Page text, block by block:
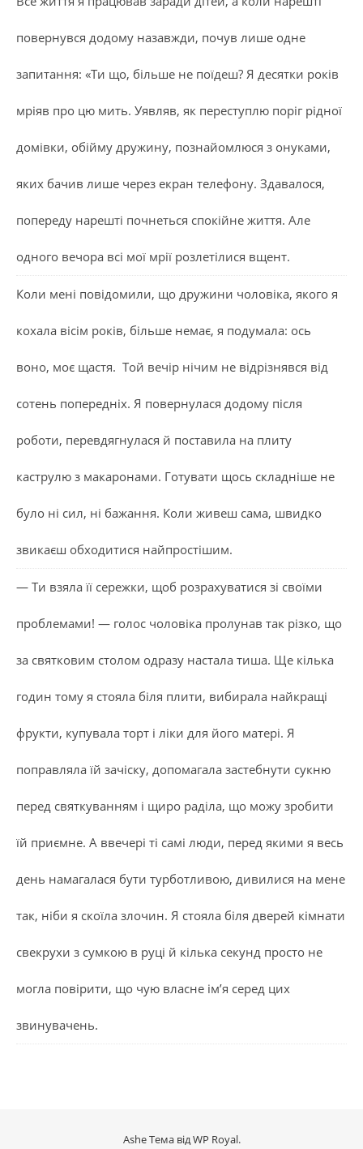
повернувся додому назавжди, почув лише одне
запитання: «Ти що, більше не поїдеш? Я десятки років
мріяв про цю мить. Уявляв, як переступлю поріг рідної
домівки, обійму дружину, познайомлюся з онуками,
яких бачив лише через екран телефону. Здавалося,
попереду нарешті почнеться спокійне життя. Але
одного вечора всі мої мрії розлетілися вщент.
Коли мені повідомили, що дружини чоловіка, якого я
кохала вісім років, більше немає, я подумала: ось
воно, моє щастя. Той вечір нічим не відрізнявся від
сотень попередніх. Я повернулася додому після
роботи, перевдягнулася й поставила на плиту
каструлю з макаронами. Готувати щось складніше не
було ні сил, ні бажання. Коли живеш сама, швидко
звикаєш обходитися найпростішим.
— Ти взяла її сережки, щоб розрахуватися зі своїми
проблемами! — голос чоловіка пролунав так різко, що
за святковим столом одразу настала тиша. Ще кілька
годин тому я стояла біля плити, вибирала найкращі
фрукти, купувала торт і ліки для його матері. Я
поправляла їй зачіску, допомагала застебнути сукню
перед святкуванням і щиро раділа, що можу зробити
їй приємне. А ввечері ті самі люди, перед якими я весь
день намагалася бути турботливою, дивилися на мене
так, ніби я скоїла злочин. Я стояла біля дверей кімнати
свекрухи з сумкою в руці й кілька секунд просто не
могла повірити, що чую власне ім’я серед цих
звинувачень.
Ashe Тема відWP Royal.